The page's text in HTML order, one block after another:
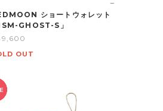
ショートウォレット
ISM-GHOST-S」
OUT